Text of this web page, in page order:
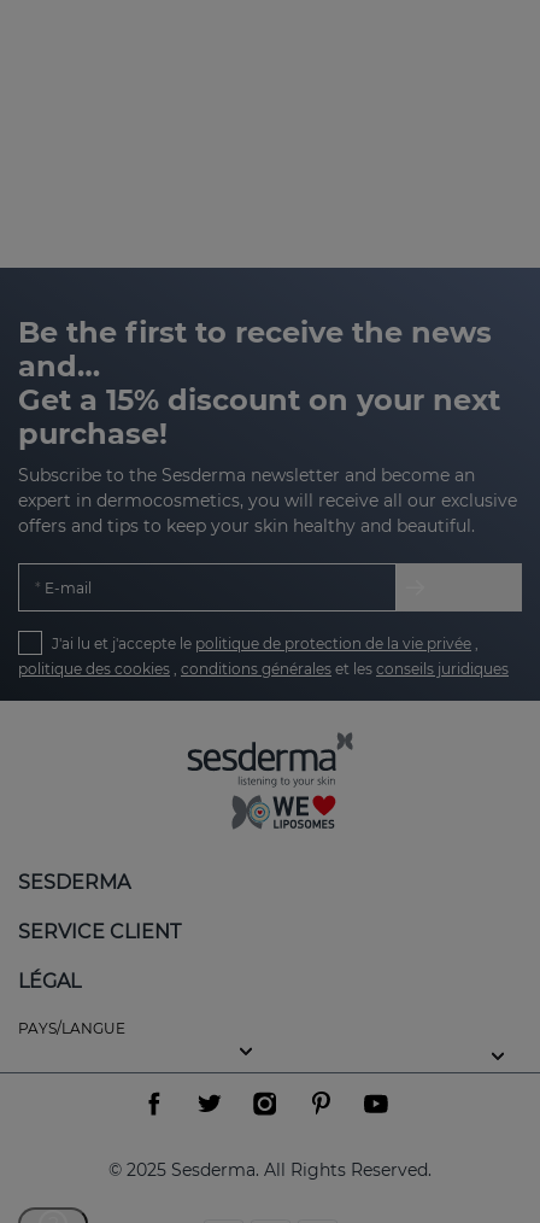
Be the first to receive the news
and…
Get a 15% discount on your next
purchase!
Subscribe to the Sesderma newsletter and become an
expert in dermocosmetics, you will receive all our exclusive
offers and tips to keep your skin healthy and beautiful.
E-mail
J'ai lu et j'accepte le politique de protection de la vie privée
politique des cookies conditions générales et les conseils juridiques
SESDERMA
SERVICE CLIENT
LÉGAL
PAYS/LANGUE
© 2025 Sesderma. All Rights Reserved.